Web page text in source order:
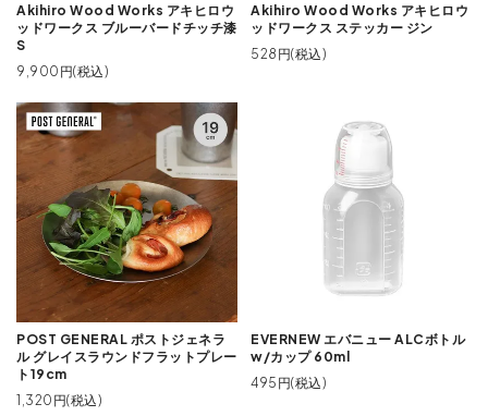
Akihiro Wood Works アキヒロウ
ッドワークス ブルーバードチッチ漆
S
9,900円(税込)
Akihiro Wood Works アキヒロウ
ッドワークス ステッカー ジン
528円(税込)
POST GENERAL ポストジェネラ
ル グレイスラウンドフラットプレー
ト19cm
1,320円(税込)
EVERNEW エバニュー ALCボトル
w/カップ 60ml
495円(税込)